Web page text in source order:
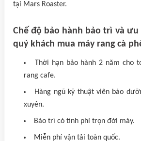
tại Mars Roaster.
Chế độ bảo hành bảo trì và ưu
quý khách mua máy rang cà
Thời hạn bảo hành 2 năm cho
rang cafe.
Hàng ngũ kỹ thuật viên bảo
xuyên.
Bảo trì có tính phí trọn đời máy.
Miễn phí vận tải toàn quốc.